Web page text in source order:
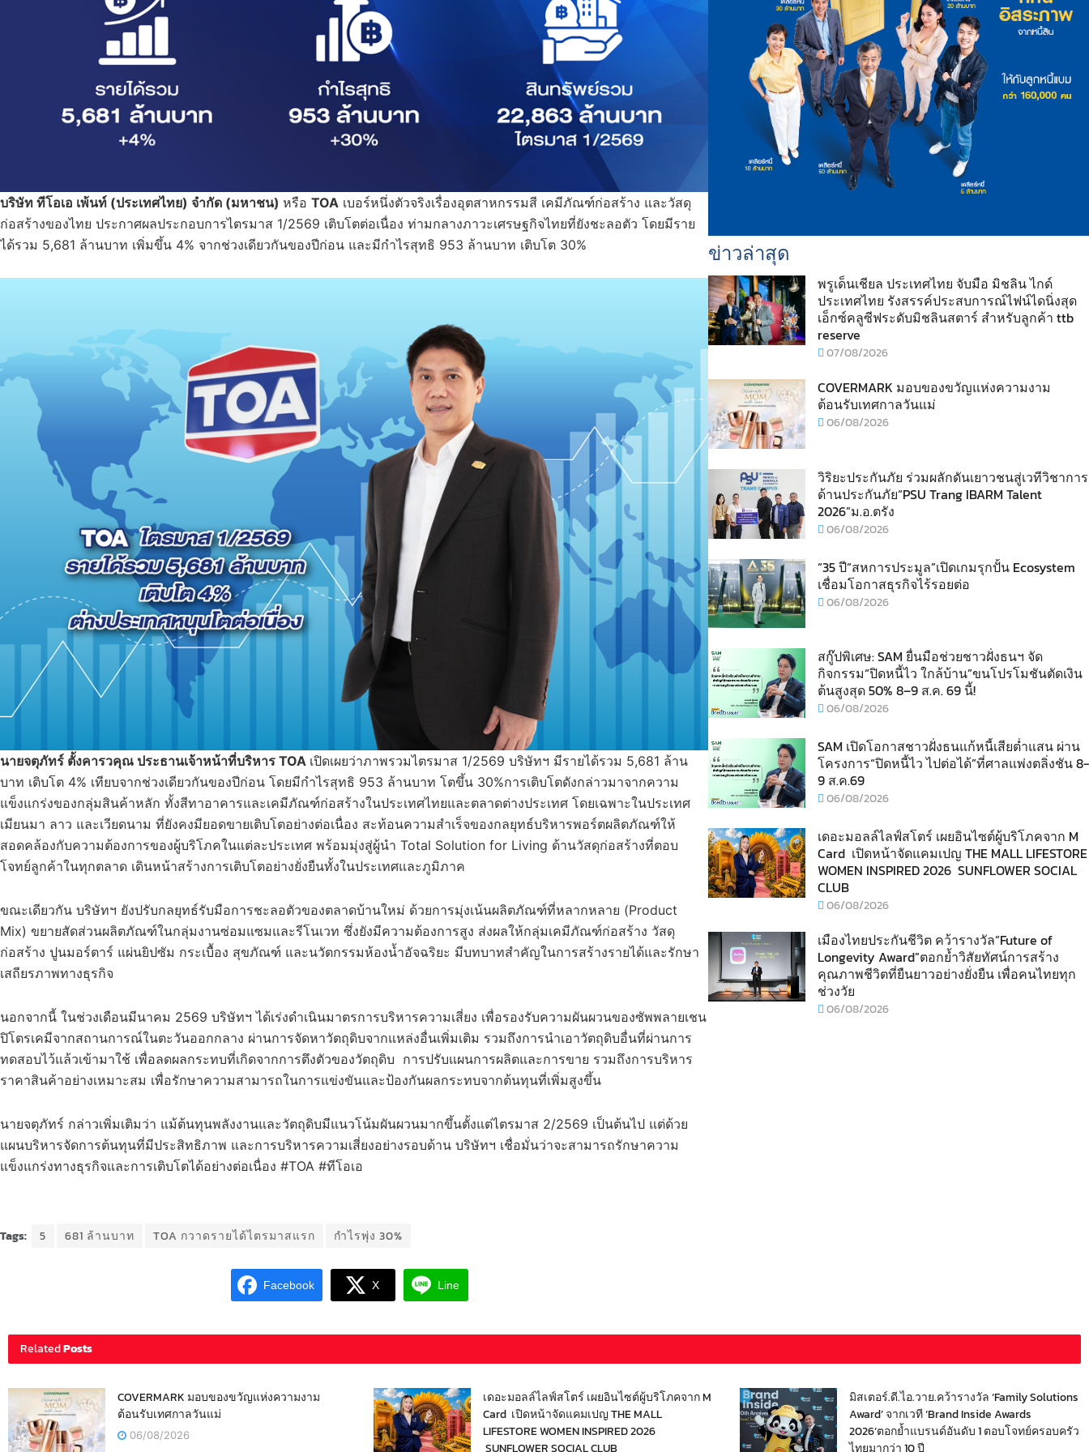
บริษัท ทีโอเอ เพ้นท์ (ประเทศไทย) จำกัด (มหาชน) หรือ TOA เบอร์หนึ่งตัวจริงเรื่องอุตสาหกรรมสี เคมีภัณฑ์ก่อสร้าง และวัสดุ
ก่อสร้างของไทย ประกาศผลประกอบการไตรมาส 1/2569 เติบโตต่อเนื่อง ท่ามกลางภาวะเศรษฐกิจไทยที่ยังชะลอตัว โดยมีราย
ได้รวม 5,681 ล้านบาท เพิ่มขึ้น 4% จากช่วงเดียวกันของปีก่อน และมีกำไรสุทธิ 953 ล้านบาท เติบโต 30%
นายจตุภัทร์ ตั้งคารวคุณ ประธานเจ้าหน้าที่บริหาร TOA เปิดเผยว่าภาพรวมไตรมาส 1/2569 บริษัทฯ มีรายได้รวม 5,681 ล้าน
บาท เติบโต 4% เทียบจากช่วงเดียวกันของปีก่อน โดยมีกำไรสุทธิ 953 ล้านบาท โตขึ้น 30%การเติบโตดังกล่าวมาจากความ
แข็งแกร่งของกลุ่มสินค้าหลัก ทั้งสีทาอาคารและเคมีภัณฑ์ก่อสร้างในประเทศไทยและตลาดต่างประเทศ โดยเฉพาะในประเทศ
เมียนมา ลาว และเวียดนาม ที่ยังคงมียอดขายเติบโตอย่างต่อเนื่อง สะท้อนความสำเร็จของกลยุทธ์บริหารพอร์ตผลิตภัณฑ์ให้
สอดคล้องกับความต้องการของผู้บริโภคในแต่ละประเทศ พร้อมมุ่งสู่ผู้นำ Total Solution for Living ด้านวัสดุก่อสร้างที่ตอบ
โจทย์ลูกค้าในทุกตลาด เดินหน้าสร้างการเติบโตอย่างยั่งยืนทั้งในประเทศและภูมิภาค
ขณะเดียวกัน บริษัทฯ ยังปรับกลยุทธ์รับมือการชะลอตัวของตลาดบ้านใหม่ ด้วยการมุ่งเน้นผลิตภัณฑ์ที่หลากหลาย (Product
Mix) ขยายสัดส่วนผลิตภัณฑ์ในกลุ่มงานซ่อมแซมและรีโนเวท ซึ่งยังมีความต้องการสูง ส่งผลให้กลุ่มเคมีภัณฑ์ก่อสร้าง วัสดุ
ก่อสร้าง ปูนมอร์ตาร์ แผ่นยิปซัม กระเบื้อง สุขภัณฑ์ และนวัตกรรมห้องน้ำอัจฉริยะ มีบทบาทสำคัญในการสร้างรายได้และรักษา
เสถียรภาพทางธุรกิจ
นอกจากนี้ ในช่วงเดือนมีนาคม 2569 บริษัทฯ ได้เร่งดำเนินมาตรการบริหารความเสี่ยง เพื่อรองรับความผันผวนของซัพพลายเชน
ปิโตรเคมีจากสถานการณ์ในตะวันออกกลาง ผ่านการจัดหาวัตถุดิบจากแหล่งอื่นเพิ่มเติม รวมถึงการนำเอาวัตถุดิบอื่นที่ผ่านการ
ทดสอบไว้แล้วเข้ามาใช้ เพื่อลดผลกระทบที่เกิดจากการตึงตัวของวัตถุดิบ การปรับแผนการผลิตและการขาย รวมถึงการบริหาร
ราคาสินค้าอย่างเหมาะสม เพื่อรักษาความสามารถในการแข่งขันและป้องกันผลกระทบจากต้นทุนที่เพิ่มสูงขึ้น
นายจตุภัทร์ กล่าวเพิ่มเติมว่า แม้ต้นทุนพลังงานและวัตถุดิบมีแนวโน้มผันผวนมากขึ้นตั้งแต่ไตรมาส 2/2569 เป็นต้นไป แต่ด้วย
แผนบริหารจัดการต้นทุนที่มีประสิทธิภาพ และการบริหารความเสี่ยงอย่างรอบด้าน บริษัทฯ เชื่อมั่นว่าจะสามารถรักษาความ
แข็งแกร่งทางธุรกิจและการเติบโตได้อย่างต่อเนื่อง #TOA #ทีโอเอ
Tags: 5 681 ล้านบาท TOA กวาดรายได้ไตรมาสแรก กำไรพุ่ง 30%
Facebook X Line
ข่าวล่าสุด
พรูเด็นเชียล ประเทศไทย จับมือ มิชลิน ไกด์
ประเทศไทย รังสรรค์ประสบการณ์ไฟน์ไดนิ่งสุด
เอ็กซ์คลูซีฟระดับมิชลินสตาร์ สำหรับลูกค้า ttb
reserve
07/08/2026
COVERMARK มอบของขวัญแห่งความงาม
ต้อนรับเทศกาลวันแม่
06/08/2026
วิริยะประกันภัย ร่วมผลักดันเยาวชนสู่เวทีวิชาการ
ด้านประกันภัย“PSU Trang IBARM Talent
2026”ม.อ.ตรัง
06/08/2026
“35 ปี“สหการประมูล”เปิดเกมรุกปั้น Ecosystem
เชื่อมโอกาสธุรกิจไร้รอยต่อ
06/08/2026
สกู๊ปพิเศษ: SAM ยื่นมือช่วยชาวฝั่งธนฯ จัด
กิจกรรม“ปิดหนี้ไว ใกล้บ้าน”ขนโปรโมชันตัดเงิน
ต้นสูงสุด 50% 8–9 ส.ค. 69 นี้!
06/08/2026
SAM เปิดโอกาสชาวฝั่งธนแก้หนี้เสียต่ำแสน ผ่าน
โครงการ“ปิดหนี้ไว ไปต่อได้”ที่ศาลแพ่งตลิ่งชัน 8-
9 ส.ค.69
06/08/2026
เดอะมอลล์ไลฟ์สโตร์ เผยอินไซต์ผู้บริโภคจาก M
Card เปิดหน้าจัดแคมเปญ THE MALL LIFESTORE
WOMEN INSPIRED 2026 SUNFLOWER SOCIAL
CLUB
06/08/2026
เมืองไทยประกันชีวิต คว้ารางวัล“Future of
Longevity Award”ตอกย้ำวิสัยทัศน์การสร้าง
คุณภาพชีวิตที่ยืนยาวอย่างยั่งยืน เพื่อคนไทยทุก
ช่วงวัย
06/08/2026
RelatedPosts
COVERMARK มอบของขวัญแห่งความงาม
ต้อนรับเทศกาลวันแม่
06/08/2026
เดอะมอลล์ไลฟ์สโตร์ เผยอินไซต์ผู้บริโภคจาก M
Card เปิดหน้าจัดแคมเปญ THE MALL
LIFESTORE WOMEN INSPIRED 2026
SUNFLOWER SOCIAL CLUB
มิสเตอร์.ดี.ไอ.วาย.คว้ารางวัล ‘Family Solutions
Award’ จากเวที ‘Brand Inside Awards
2026’ตอกย้ำแบรนด์อันดับ 1 ตอบโจทย์ครอบครัว
ไทยมากว่า 10 ปี